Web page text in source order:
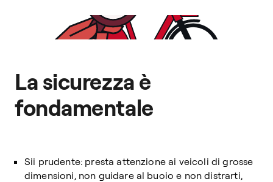
La sicurezza è
fondamentale
Sii prudente: presta attenzione ai veicoli di grosse
dimensioni, non guidare al buoio e non distrarti,